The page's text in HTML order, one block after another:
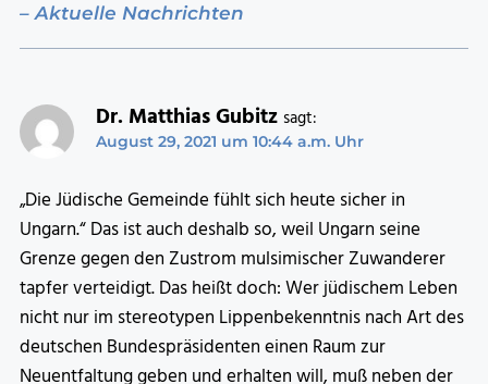
– Aktuelle Nachrichten
Dr. Matthias Gubitz sagt:
August 29, 2021 um 10:44 a.m. Uhr
„Die Jüdische Gemeinde fühlt sich heute sicher in
Ungarn.“ Das ist auch deshalb so, weil Ungarn seine
Grenze gegen den Zustrom mulsimischer Zuwanderer
tapfer verteidigt. Das heißt doch: Wer jüdischem Leben
nicht nur im stereotypen Lippenbekenntnis nach Art des
deutschen Bundespräsidenten einen Raum zur
Neuentfaltung geben und erhalten will, muß neben der